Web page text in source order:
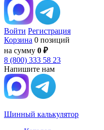
Войти Регистрация
Корзина 0 позиций
на сумму 0 ₽
8 (800) 333 58 23
Напишите нам
Шинный калькулятор